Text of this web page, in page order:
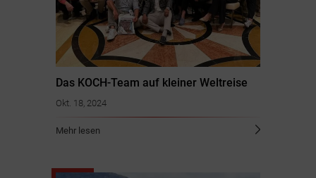
Das KOCH-Team auf kleiner Weltreise
Okt. 18, 2024
Mehr lesen